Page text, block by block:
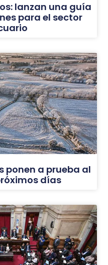
lanzan una guía
para el sector
ponen a prueba al
días